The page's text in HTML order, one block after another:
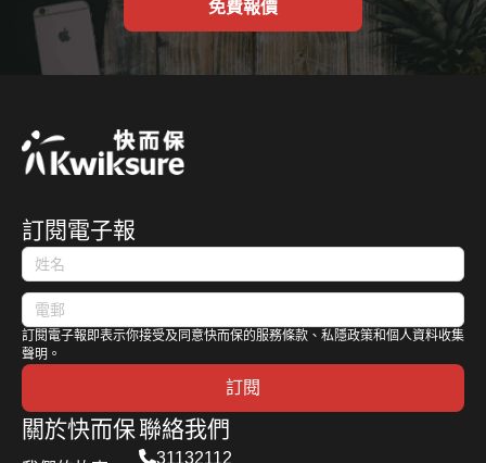
免費報價
訂閱電子報
訂閱電子報即表示你接受及同意快而保的服務條款、私隱政策和個人資料收集
聲明。
訂閱
關於快而保 聯絡我們
31132112